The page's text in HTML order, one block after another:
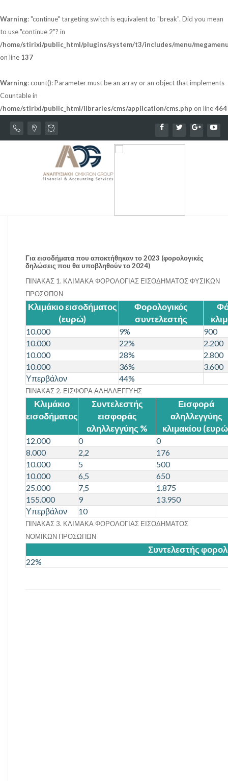
Warning: "continue" targeting switch is equivalent to "break". Did you mean
to use "continue 2"? in
/home/stirixi/public_html/plugins/system/t3/includes/menu/
on line 137
Warning: count(): Parameter must be an array or an object that implements
Countable in
/home/stirixi/public_html/libraries/cms/application/cms.php on line464
Για εισοδήματα που αποκτήθηκαν το 2023 (φορολογικές
δηλώσεις που θα υποβληθούν το 2024)
ΠΙΝΑΚΑΣ 1. ΚΛΙΜΑΚΑ ΦΟΡΟΛΟΓΙΑΣ ΕΙΣΟΔΗΜΑΤΟΣ ΦΥΣΙΚΩΝ
ΠΡΟΣΩΠΩΝ
Κλιµάκιο εισοδήµατος
(ευρώ)
Φορολογικός
συντελεστής
10.000 9%
900
10.000
22%
2.200
10.000
28%
2.800
10.000
36%
3.600
Υπερβάλον
44%
ΠΙΝΑΚΑΣ 2. ΕΙΣΦΟΡΑ ΑΛΗΛΛΕΓΓΥΗΣ
Κλιμάκιο
εισοδήματος
Συντελεστής
εισφοράς
αληλλεγγύης %
Εισφορά
αληλλεγγύης
κλιμακίου
12.000 0
0
8.000
2,2
176
10.000
5
500
10.000
6,5
650
25.000
7,5
1.875
155.000
9
13.950
Υπερβάλον
10
ΠΙΝΑΚΑΣ 3. ΚΛΙΜΑΚΑ ΦΟΡΟΛΟΓΙΑΣ ΕΙΣΟΔΗΜΑΤΟΣ
ΝΟΜΙΚΩΝ ΠΡΟΣΩΠΩΝ
Συντελεστής
22%